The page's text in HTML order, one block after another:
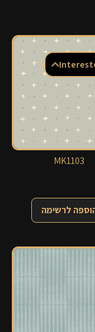
MK1103
לרשימה